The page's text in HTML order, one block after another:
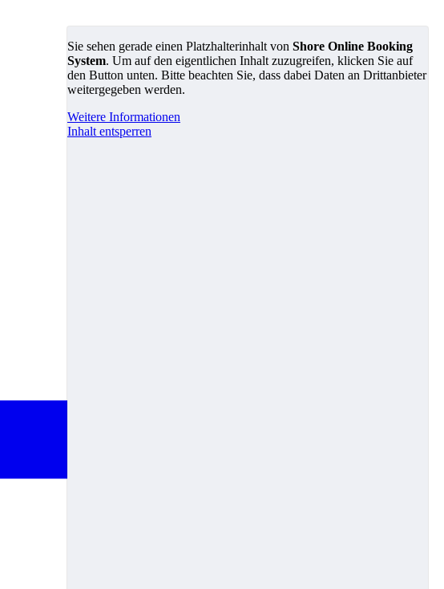
Sie sehen gerade einen Platzhalterinhalt von Shore Online Booking
System. Um auf den eigentlichen Inhalt zuzugreifen, klicken Sie auf
den Button unten. Bitte beachten Sie, dass dabei Daten an Drittanbieter
weitergegeben werden.
Weitere Informationen
Inhalt entsperren